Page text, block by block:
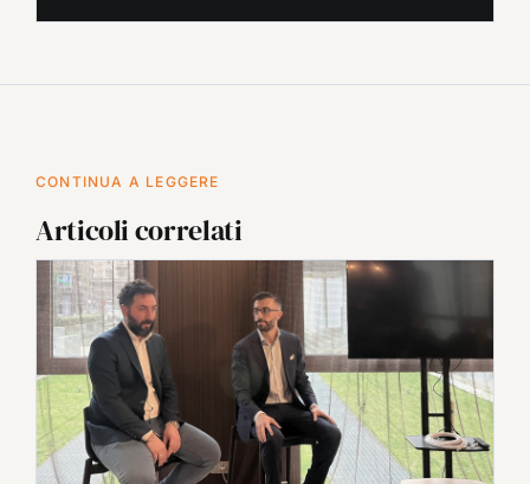
CONTINUA A LEGGERE
Articoli correlati